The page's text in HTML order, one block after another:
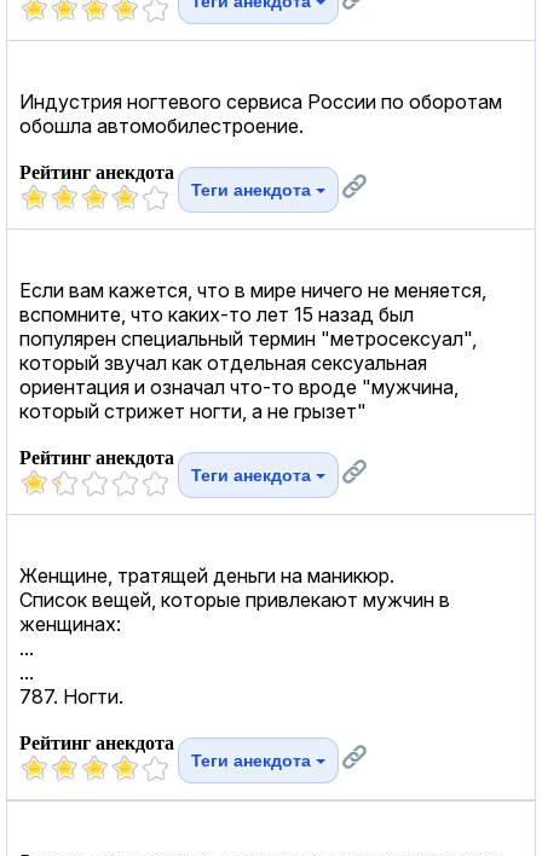
Индустрия ногтевого сервиса России по оборотам
обошла автомобилестроение.
Рейтинг анекдота
Теги анекдота
Если вам кажется, что в мире ничего не меняется,
вспомните, что каких-то лет 15 назад был
популярен специальный термин "метросексуал",
который звучал как отдельная сексуальная
ориентация и означал что-то вроде "мужчина,
который стрижет ногти, а не грызет"
Рейтинг анекдота
Теги анекдота
Женщине, тратящей деньги на маникюр.
Список вещей, которые привлекают мужчин в
женщинах:
...
...
787. Ногти.
Рейтинг анекдота
Теги анекдота